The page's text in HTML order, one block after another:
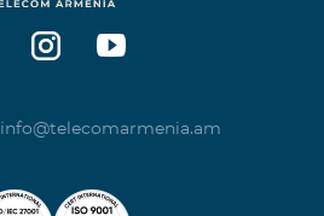
info@telecomarmenia.am